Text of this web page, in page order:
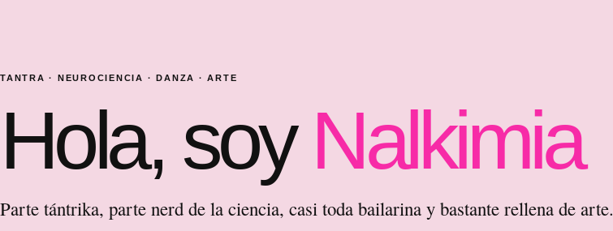
TANTRA · NEUROCIENCIA · DANZA · ARTE
Hola, soyNalkimia
Parte tántrika, parte nerd de la ciencia, casi toda bailarina y bastante rellena de arte.